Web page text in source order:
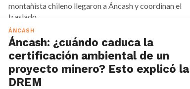
montañista chileno llegaron a Áncash y coordinan el
traslado...
ÁNCASH
Áncash: ¿cuándo caduca la
certificación ambiental de un
proyecto minero? Esto explicó la
DREM